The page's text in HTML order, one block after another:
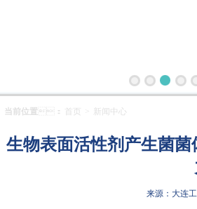
当前位置 ： 首页 > 新闻中心
生物表面活性剂产生菌菌
来源：大